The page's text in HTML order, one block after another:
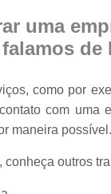
uma
como por
com uma
maneira possível.
outros